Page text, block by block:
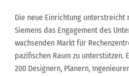
Die neue Einrichtung unterstreicht
Siemens das Engagement des
wachsenden Markt für
pazifischen Raum zu unterstützen.
200 Designern, Planern,